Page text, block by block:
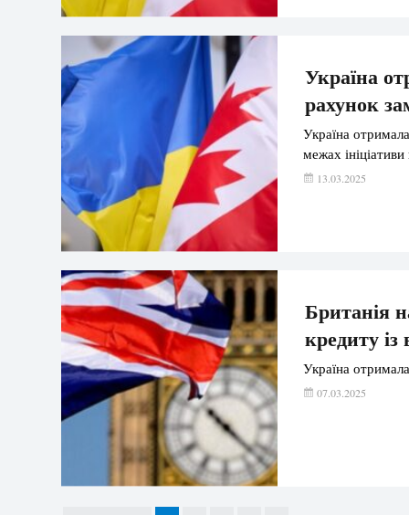
Україна
рахунок
Україна
межах
13.03.2025
Британія
кредиту
Україна
07.03.2025